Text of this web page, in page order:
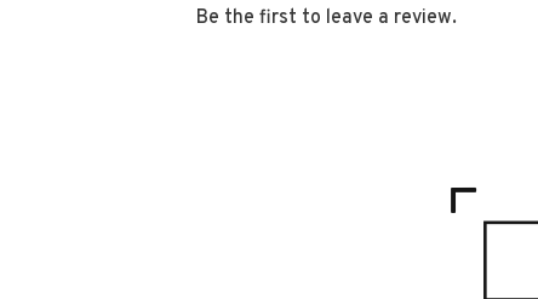
Be the first to leave a review.